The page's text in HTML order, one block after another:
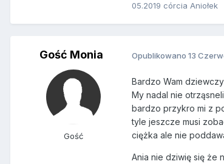
05.2019 córcia Aniołek
Gość Monia
Gość
Opublikowano 13
Bardzo Wam
My nadal nie
bardzo przykro mi z
tyle jeszcze musi
ciężka ale nie
Ania nie dziwię się że